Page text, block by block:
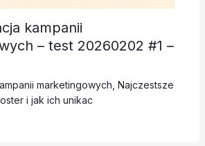
kampanii
– test 20260202 #1 –
marketingowych Najczestsze
i jak ich unikac